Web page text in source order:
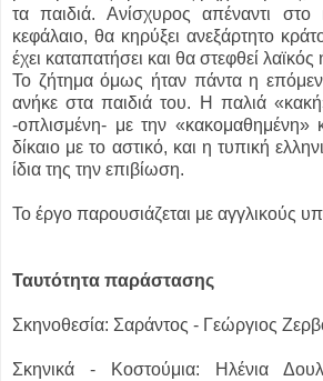
τα παιδιά. Ανίσχυρος απέναντι στο
κεφάλαιο, θα κηρύξει ανεξάρτητο
έχει καταπατήσει και θα στεφθεί
Το ζήτημα όμως ήταν πάντα η
ανήκε στα παιδιά του. Η παλιά
-οπλισμένη- με την «κακομαθημένη»
δίκαιο με το αστικό, και η τυπική
ίδια της την επιβίωση.
Το έργο παρουσιάζεται με αγγλικούς
Ταυτότητα παράστασης
Σκηνοθεσία: Σαράντος - Γεώργιος
Σκηνικά - Κοστούμια: Ηλένια